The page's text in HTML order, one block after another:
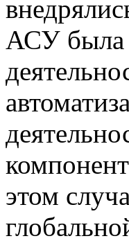
АСУ была
этом